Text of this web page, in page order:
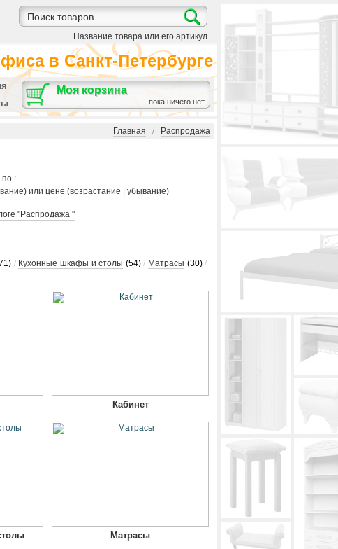
Название товара или его артикул
в Санкт-Петербурге
Моя корзина
пока ничего нет
Главная / Распродажа
по :
) или цене (возрастание убывание)
"Распродажа "
/ Кухонные шкафы и столы (54)/ Матрасы (30)/
Кабинет
Матрасы